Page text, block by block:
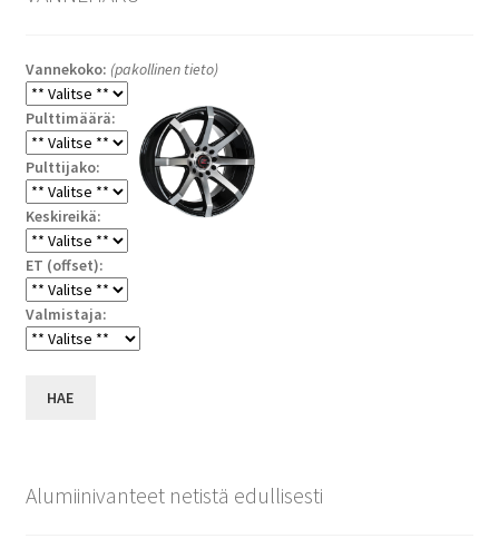
Vannekoko: (pakollinen tieto)
Pulttimäärä:
Pulttijako:
Keskireikä:
ET (offset):
Valmistaja:
HAE
Alumiinivanteet netistä edullisesti